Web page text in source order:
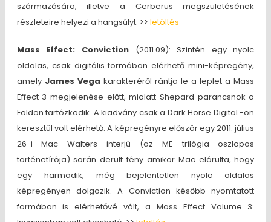
származására, illetve a Cerberus megszületésének
részleteire helyezi a hangsúlyt. >> letöltés
Mass Effect: Conviction(2011.09): Szintén egy nyolc
oldalas, csak digitális formában elérhető mini-képregény,
amely James Vega karakteréről rántja le a leplet a Mass
Effect 3 megjelenése előtt, mialatt Shepard parancsnok a
Földön tartózkodik. A kiadvány csak a Dark Horse Digital -on
keresztül volt elérhető. A képregényre először egy 2011. július
26-i Mac Walters interjú (az ME trilógia oszlopos
történetírója) során derült fény amikor Mac elárulta, hogy
egy harmadik, még bejelentetlen nyolc oldalas
képregényen dolgozik. A Conviction később nyomtatott
formában is elérhetővé vált, a Mass Effect Volume 3: